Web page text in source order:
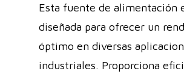
Esta fuente de alimentación
diseñada para ofrecer un
óptimo en diversas
industriales. Proporciona